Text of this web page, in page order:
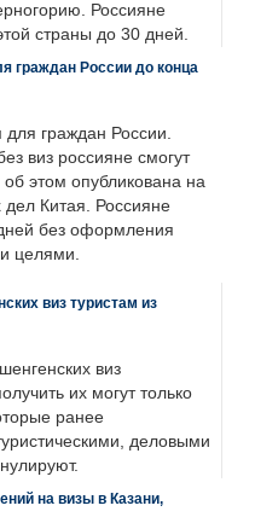
Россияне
страны до 30 дней.
граждан России до конца
граждан России.
виз россияне смогут
этом опубликована на
дел Китая. Россияне
без оформления
целями.
виз туристам из
виз
их могут только
ранее
деловыми
на визы в Казани,